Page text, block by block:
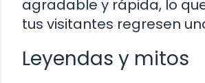
agradable y rápida, lo
tus visitantes regresen
Leyendas y mitos